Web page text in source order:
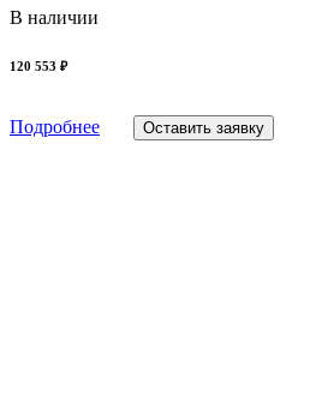
В наличии
120 553 ₽
Подробнее Оставить заявку